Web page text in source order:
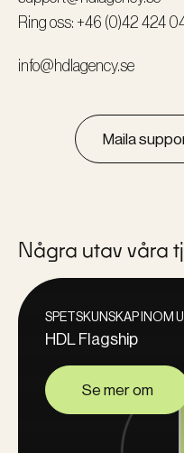
Ring oss: +46 (0)42 424
info@hdlagency.se
Maila
Några utav våra
SPETSKUNSKAP INOM
HDL Flagship
Se mer om